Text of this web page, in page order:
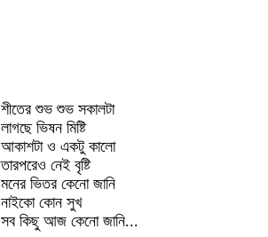
শীতের শুভ শুভ সকালটা
লাগছে ভিষন মিষ্টি
আকাশটা ও একটু কালো
তারপরেও নেই বৃষ্টি
মনের ভিতর কেনো জানি
নাইকো কোন সুখ
সব কিছু আজ কেনো জানি...